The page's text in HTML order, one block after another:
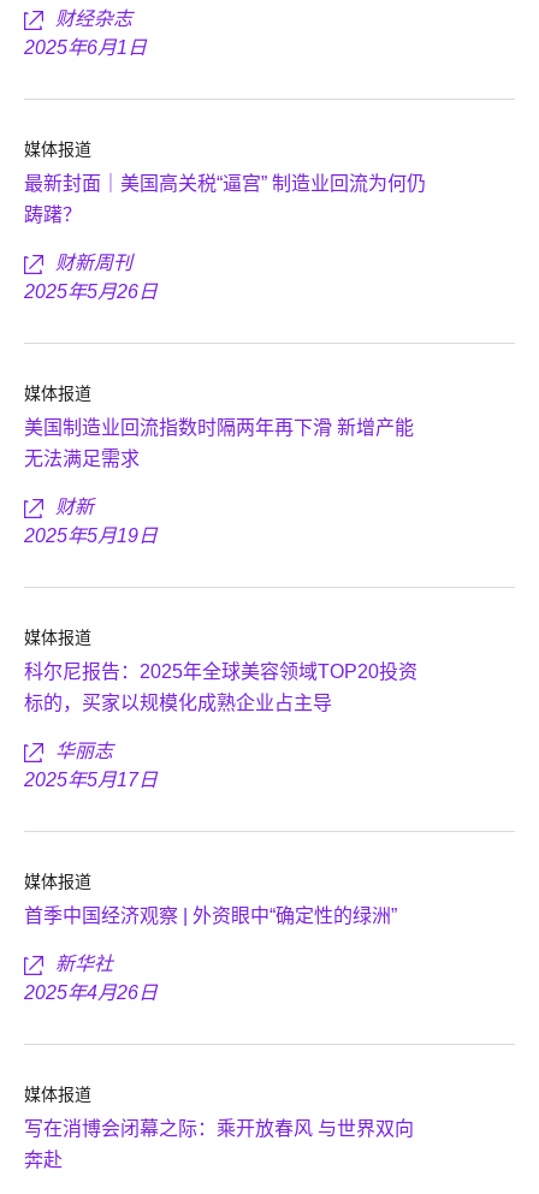
财经杂志
2025年6月1日
媒体报道
最新封面｜美国高关税“逼宫” 制造业回流为何仍
踌躇？
财新周刊
2025年5月26日
媒体报道
美国制造业回流指数时隔两年再下滑 新增产能
无法满足需求
财新
2025年5月19日
媒体报道
科尔尼报告：2025年全球美容领域TOP20投资
标的，买家以规模化成熟企业占主导
华丽志
2025年5月17日
媒体报道
首季中国经济观察 | 外资眼中“确定性的绿洲”
新华社
2025年4月26日
媒体报道
写在消博会闭幕之际：乘开放春风 与世界双向
奔赴